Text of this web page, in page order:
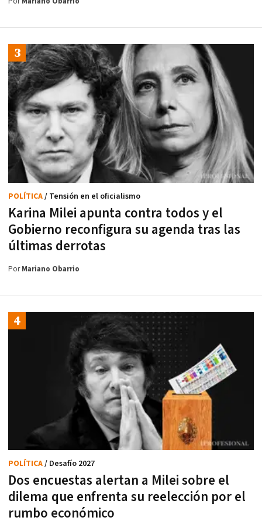
Karina Milei apunta contra todos y el
Gobierno reconfigura su agenda tras las
últimas derrotas
POLÍTICA/ Tensión en el oficialismo
PorMariano Obarrio
Dos encuestas alertan a Milei sobre el
dilema que enfrenta su reelección por el
rumbo económico
POLÍTICA/ Desafío 2027